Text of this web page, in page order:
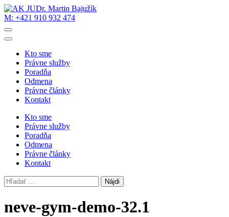
Skip
to
content
(Press
M: +421 910 932 474
Kto sme
Právne služby
Poradňa
Odmena
Právne články
Kontakt
Kto sme
Právne služby
Poradňa
Odmena
Právne články
Kontakt
Hľadať:
neve-gym-demo-32.1